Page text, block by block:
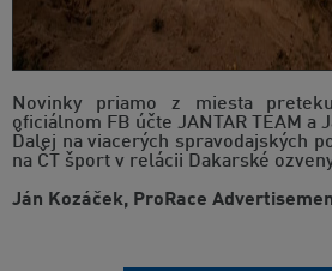
Novinky priamo z miesta
oficiálnom FB účte JANTAR TEAM a
Ďalej na viacerých spravodajských
na ČT šport v relácii Dakarské
Ján Kozáček, ProRace